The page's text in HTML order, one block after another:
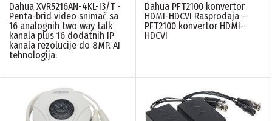
Dahua XVR5216AN-4KL-I3/T -
Penta-brid video snimač sa
16 analognih two way talk
kanala plus 16 dodatnih IP
kanala rezolucije do 8MP. AI
tehnologija.
Dahua PFT2100 konvertor
HDMI-HDCVI Rasprodaja -
PFT2100 konvertor HDMI-
HDCVI